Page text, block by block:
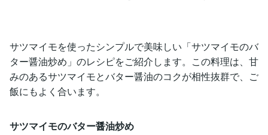
サツマイモを使ったシンプルで美味しい「サツマイモのバ
ター醤油炒め」のレシピをご紹介します。この料理は、甘
みのあるサツマイモとバター醤油のコクが相性抜群で、ご
飯にもよく合います。
サツマイモのバター醤油炒め